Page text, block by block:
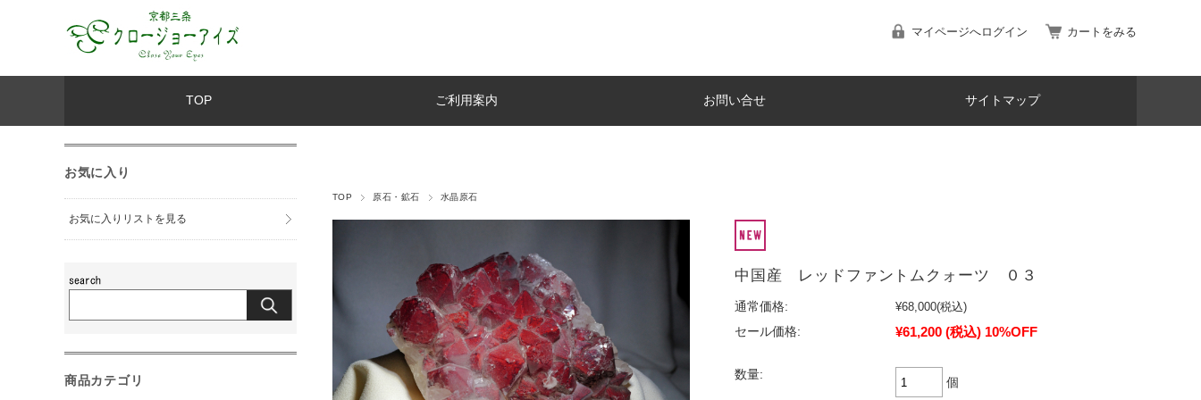
マイページへログイン カートをみる
TOP ご利用案内 お問い合せ サイトマップ
TOP 原石・鉱石 水晶原石
中国産 レッドファントムクォーツ ０３
通常価格: ¥68,000(税込)
セール価格:
¥61,200 (税込) 10%OFF
数量:
個
お気に入り
お気に入りリストを見る
商品カテゴリ